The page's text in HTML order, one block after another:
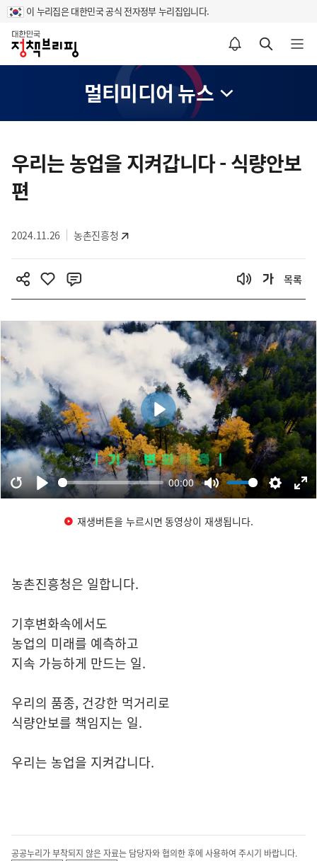
이 누리집은 대한민국 공식 전자정부 누리집입니다.
홈
알림설정 바로가기 검색 바로가기 메뉴 열기
멀티미디어 뉴스
텐
츠
영
우리는 농업을 지켜갑니다 - 식량안보
편
2024.11.26 농촌진흥청
목록
재생버튼을 누르시면 동영상이 재생됩니다.
농촌진흥청은 일합니다.
기후변화속에서도
농업의 미래를 예측하고
지속 가능하게 만드는 일.
우리의 품종, 건강한 먹거리로
식량안보를 책임지는 일.
우리는 농업을 지켜갑니다.
공공누리가 부착되지 않은 자료는 담당자와 협의한 후에 사용하여 주시기 바랍니다.